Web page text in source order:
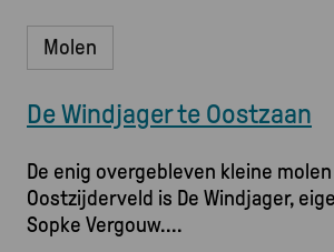
Molen
De Windjager te Oostzaan
De enig overgebleven kleine
Oostzijderveld is De Windjager,
Sopke Vergouw.